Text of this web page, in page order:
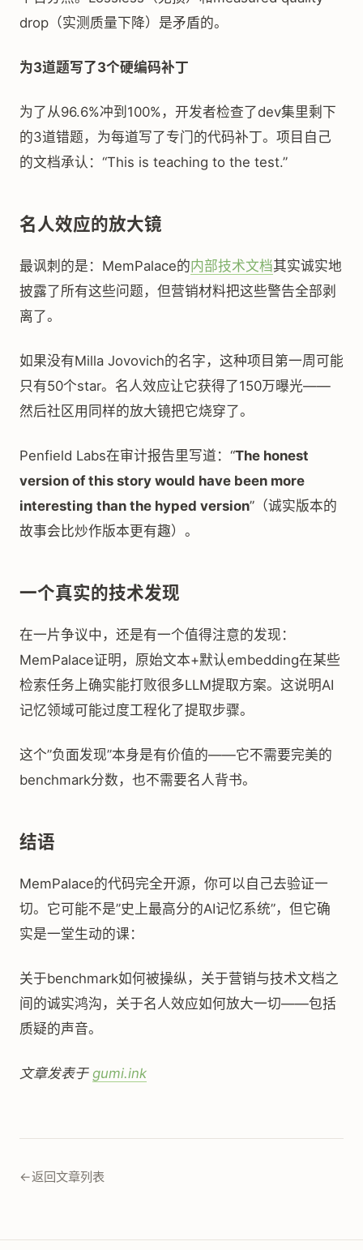
drop（实测质量下降）是矛盾的。
为3道题写了3个硬编码补丁
为了从96.6%冲到100%，开发者检查了dev集里剩下
的3道错题，为每道写了专门的代码补丁。项目自己
的文档承认：“This is teaching to the test.”
名人效应的放大镜
最讽刺的是：MemPalace的内部技术文档其实诚实地
披露了所有这些问题，但营销材料把这些警告全部剥
离了。
如果没有Milla Jovovich的名字，这种项目第一周可能
只有50个star。名人效应让它获得了150万曝光——
然后社区用同样的放大镜把它烧穿了。
Penfield Labs在审计报告里写道：“The honest
version of this story would have been more
interesting than the hyped version”（诚实版本的
故事会比炒作版本更有趣）。
一个真实的技术发现
在一片争议中，还是有一个值得注意的发现：
MemPalace证明，原始文本+默认embedding在某些
检索任务上确实能打败很多LLM提取方案。这说明AI
记忆领域可能过度工程化了提取步骤。
这个”负面发现”本身是有价值的——它不需要完美的
benchmark分数，也不需要名人背书。
结语
MemPalace的代码完全开源，你可以自己去验证一
切。它可能不是”史上最高分的AI记忆系统”，但它确
实是一堂生动的课：
关于benchmark如何被操纵，关于营销与技术文档之
间的诚实鸿沟，关于名人效应如何放大一切——包括
质疑的声音。
文章发表于 gumi.ink
←返回文章列表